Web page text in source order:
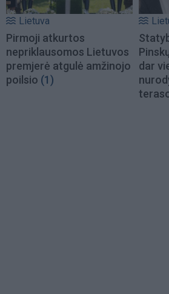
Lietuva
Pirmoji atkurtos
nepriklausomos Lietuvos
premjerė atgulė amžinojo
poilsio (1)
dar